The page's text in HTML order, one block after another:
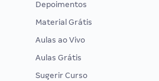
Depoimentos
Material Grátis
Aulas ao Vivo
Aulas Grátis
Sugerir Curso